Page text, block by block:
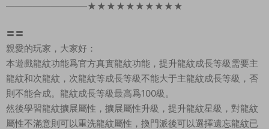
—————————★★★★★★★★★★
〓〓
親愛的玩家，大家好：
本遊戲龍紋功能爲官方真實龍紋功能，提升龍紋成長等級需要主
龍紋和次龍紋，次龍紋等成長等級不能大于主龍紋成長等級，否
則不能合成。龍紋成長等級最高爲100級。
然後學習龍紋擴展屬性，擴展屬性升級，提升龍紋星級，對龍紋
屬性不滿意則可以重洗龍紋屬性，換門派後可以選擇遺忘龍紋已